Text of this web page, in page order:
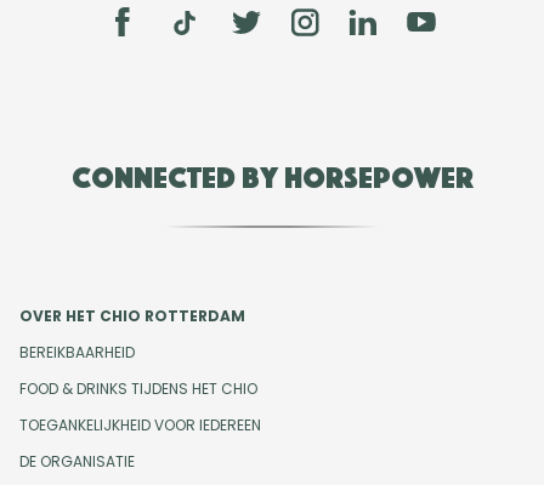
Connected by Horsepower
OVER HET CHIO ROTTERDAM
BEREIKBAARHEID
FOOD & DRINKS TIJDENS HET CHIO
TOEGANKELIJKHEID VOOR IEDEREEN
DE ORGANISATIE